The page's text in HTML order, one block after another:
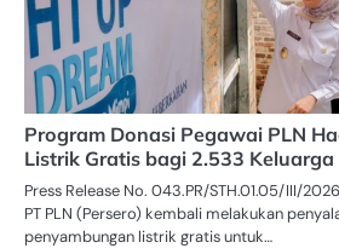
Program Donasi Pegawai PLN
Listrik Gratis bagi 2.533
Press Release No. 043.PR/STH.01.05/III/
PT PLN (Persero) kembali melakukan
penyambungan listrik gratis untuk…